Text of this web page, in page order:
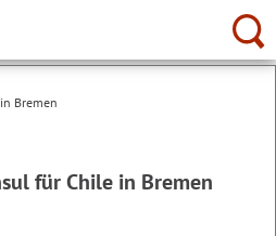
Bremen
für Chile in Bremen